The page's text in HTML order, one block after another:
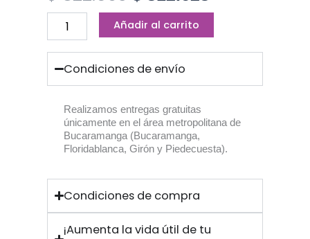
price
was:
$ 822.693.
is:
Almohada
Materna
Añadir al carrito
Condiciones de envío
Realizamos entregas gratuitas
únicamente en el área metropolitana de
Bucaramanga (Bucaramanga,
Floridablanca, Girón y Piedecuesta).
Condiciones de compra
¡Aumenta la vida útil de tu